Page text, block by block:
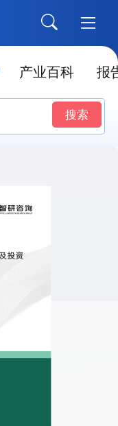
产业百科 报
搜索